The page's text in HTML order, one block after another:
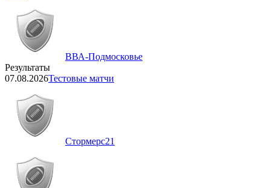
ВВА-Подмосковье
Результаты
07.08.2026Тестовые матчи
Стормерс21